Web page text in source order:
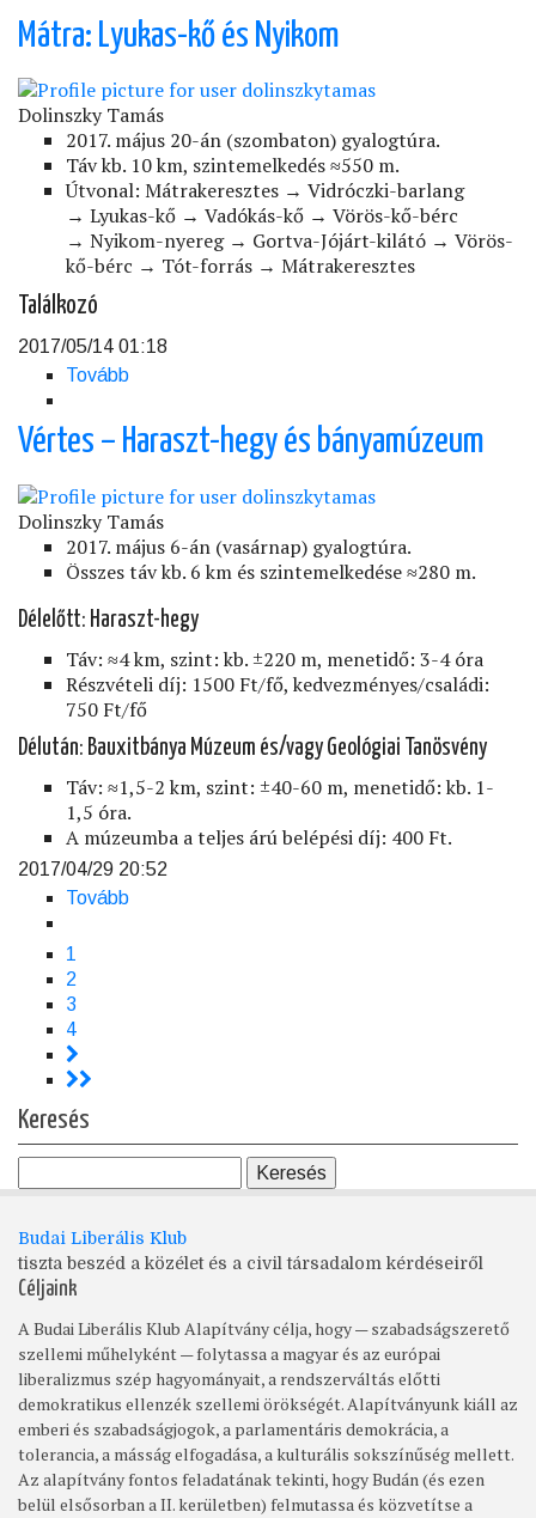
Mátra: Lyukas-kő és Nyikom
Dolinszky Tamás
2017. május 20-án (szombaton) gyalogtúra.
Táv kb. 10 km, szintemelkedés ≈550 m.
Útvonal: Mátrakeresztes → Vidróczki-barlang
→ Lyukas-kő → Vadókás-kő → Vörös-kő-bérc
→ Nyikom-nyereg → Gortva-Jójárt-kilátó → Vörös-
kő-bérc → Tót-forrás → Mátrakeresztes
Találkozó
2017/05/14 01:18
Tovább
kő
és
Vértes – Haraszt-hegy és bányamúzeum
Dolinszky Tamás
2017. május 6-án (vasárnap) gyalogtúra.
Összes táv kb. 6 km és szintemelkedése ≈280 m.
Délelőtt: Haraszt-hegy
Táv: ≈4 km, szint: kb. ±220 m, menetidő: 3-4 óra
Részvételi díj: 1500 Ft/fő, kedvezményes/családi:
750 Ft/fő
Délután: Bauxitbánya Múzeum és/vagy Geológiai Tanösvény
Táv: ≈1,5-2 km, szint: ±40-60 m, menetidő: kb. 1-
1,5 óra.
A múzeumba a teljes árú belépési díj: 400 Ft.
2017/04/29 20:52
Tovább
Oldalszámozás
Jelenlegi
oldal
1
Page
2
Page
3
Page
4
>
>>
Keresés
Budai Liberális Klub
tiszta beszéd a közélet és a civil társadalom kérdéseiről
Céljaink
A Budai Liberális Klub Alapítvány célja, hogy — szabadságszerető
szellemi műhelyként — folytassa a magyar és az európai
liberalizmus szép hagyományait, a rendszerváltás előtti
demokratikus ellenzék szellemi örökségét. Alapítványunk kiáll az
emberi és szabadságjogok, a parlamentáris demokrácia, a
tolerancia, a másság elfogadása, a kulturális sokszínűség mellett.
Az alapítvány fontos feladatának tekinti, hogy Budán (és ezen
belül elsősorban a II. kerületben) felmutassa és közvetítse a